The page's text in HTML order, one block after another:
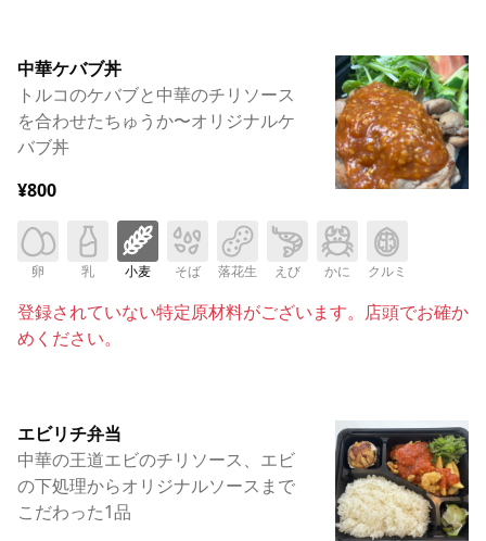
中華ケバブ丼
トルコのケバブと中華のチリソース
を合わせたちゅうか〜オリジナルケ
バブ丼
¥800
卵 乳 小麦 そば 落花生 えび かに クルミ
登録されていない特定原材料がございます。店頭でお確か
めください。
エビリチ弁当
中華の王道エビのチリソース、エビ
の下処理からオリジナルソースまで
こだわった1品